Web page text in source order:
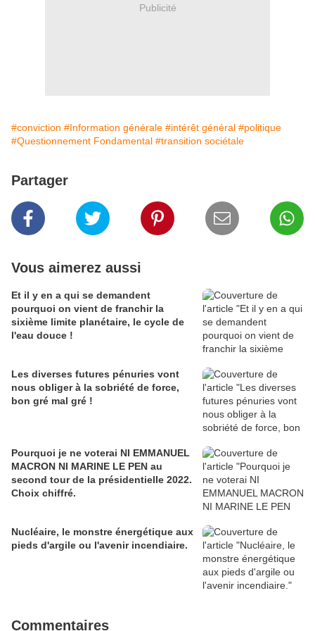
Publicité
#conviction #Information générale #intérêt général #politique
#Questionnement Fondamental #transition sociétale
Partager
Vous aimerez aussi
Et il y en a qui se demandent
pourquoi on vient de franchir la
sixième limite planétaire, le cycle de
l'eau douce !
Les diverses futures pénuries vont
nous obliger à la sobriété de force,
bon gré mal gré !
Pourquoi je ne voterai NI EMMANUEL
MACRON NI MARINE LE PEN au
second tour de la présidentielle 2022.
Choix chiffré.
Nucléaire, le monstre énergétique aux
pieds d'argile ou l'avenir incendiaire.
Commentaires